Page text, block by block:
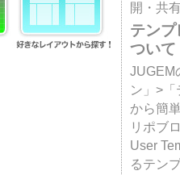
開・共
テン
ついて
JUGEM
ン」>
から簡
リポブ
User
るテン